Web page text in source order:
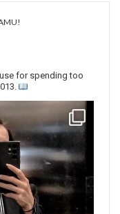
for spending too